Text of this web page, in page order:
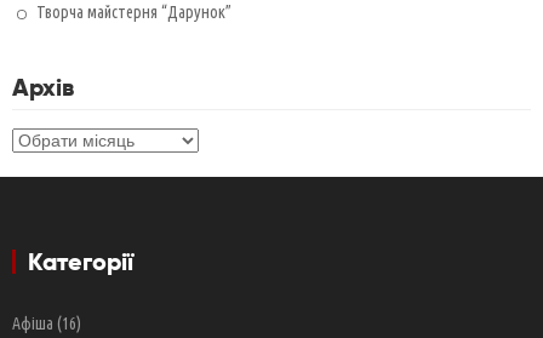
Творча майстерня “Дарунок”
Архів
Архів
Категорії
Афіша (16)